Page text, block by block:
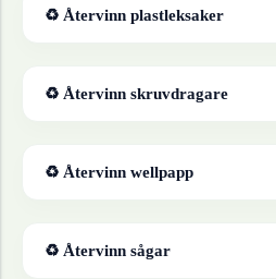
♻ Återvinn plastleksaker
♻ Återvinn skruvdragare
♻ Återvinn wellpapp
♻ Återvinn sågar